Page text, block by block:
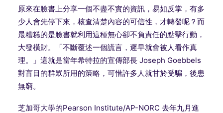
原來在臉書上分享一個不盡不實的資訊，易如反掌，有多
少人會先停下來，核查清楚內容的可信性，才轉發呢？而
最糟糕的是臉書就利用這種無心卻不負責任的點擊行動，
大發橫財。「不斷覆述一個謊言，遲早就會被人看作真
理。」這就是當年希特拉的宣傳部長 Joseph Goebbels
對盲目的群眾所用的策略，可惜許多人就甘於受騙，後患
無窮。
芝加哥大學的Pearson Institute/AP-NORC 去年九月進